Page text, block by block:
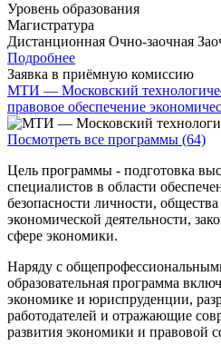
Уровень образования
Магистратура
Дистанционная Очно-заочная
Подробнее
Заявка в приёмную комиссию
МТИ — Московский
правовое обеспечение
Посмотреть все программы (64)
Цель программы - подготовка
специалистов в области
безопасности личности, общества
экономической деятельности,
сфере экономики.
Наряду с
образовательная программа
экономике и юриспруденции,
работодателей и отражающие
развития экономики и правовой